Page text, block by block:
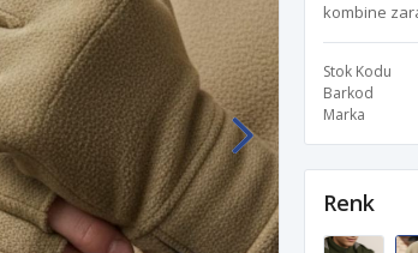
kombine
Stok Kodu
Barkod
Marka
Renk